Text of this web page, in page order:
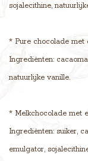
sojalecithine,
* Pure chocolade met
Ingrediënten:
natuurlijke vanille.
* Melkchocolade met
Ingrediënten: suiker,
emulgator,